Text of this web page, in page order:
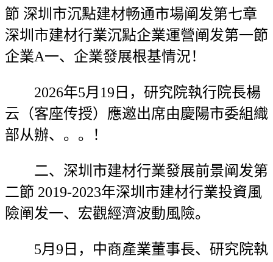
節 深圳市沉點建材畅通市場阐发第七章
深圳市建材行業沉點企業運營阐发第一節
企業A一、企業發展根基情況！
2026年5月19日，研究院執行院長楊
云（客座传授）應邀出席由慶陽市委組織
部从辦、。。！
二、深圳市建材行業發展前景阐发第
二節 2019-2023年深圳市建材行業投資風
險阐发一、宏觀經濟波動風險。
5月9日，中商產業董事長、研究院執